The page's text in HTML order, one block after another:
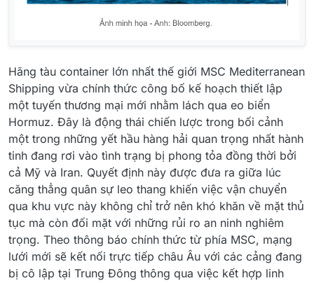
Hãng tàu container lớn nhất thế giới MSC Mediterranean
Shipping vừa chính thức công bố kế hoạch thiết lập
một tuyến thương mại mới nhằm lách qua eo biển
Hormuz. Đây là động thái chiến lược trong bối cảnh
một trong những yết hầu hàng hải quan trọng nhất hành
tinh đang rơi vào tình trạng bị phong tỏa đồng thời bởi
cả Mỹ và Iran. Quyết định này được đưa ra giữa lúc
căng thẳng quân sự leo thang khiến việc vận chuyển
qua khu vực này không chỉ trở nên khó khăn về mặt thủ
tục mà còn đối mặt với những rủi ro an ninh nghiêm
trọng. Theo thông báo chính thức từ phía MSC, mạng
lưới mới sẽ kết nối trực tiếp châu Âu với các cảng đang
bị cô lập tại Trung Đông thông qua việc kết hợp linh